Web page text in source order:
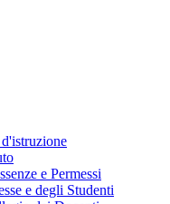
e Permessi
e degli Studenti